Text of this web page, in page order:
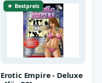
★ Bestpreis
Erotic Empire - Deluxe